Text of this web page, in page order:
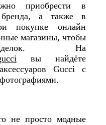
приобрести в
бренда, а также в
покупке онлайн
магазины, чтобы
На
вы найдёте
Gucci с
не просто модные